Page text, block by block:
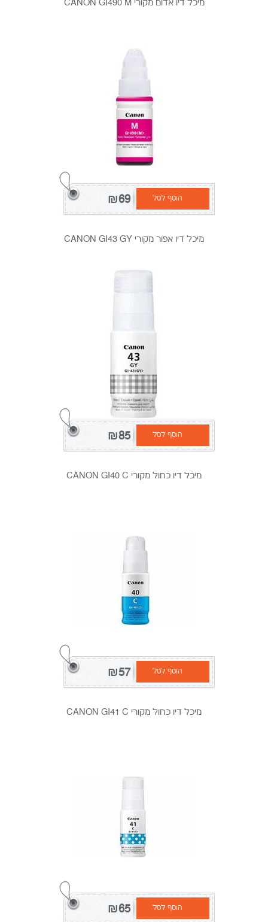
מיכל דיו אדום מקורי CANON GI490 M
הוסף לסל ₪69
מיכל דיו אפור מקורי CANON GI43 GY
הוסף לסל ₪85
מיכל דיו כחול מקורי CANON GI40 C
הוסף לסל ₪57
מיכל דיו כחול מקורי CANON GI41 C
הוסף לסל ₪65